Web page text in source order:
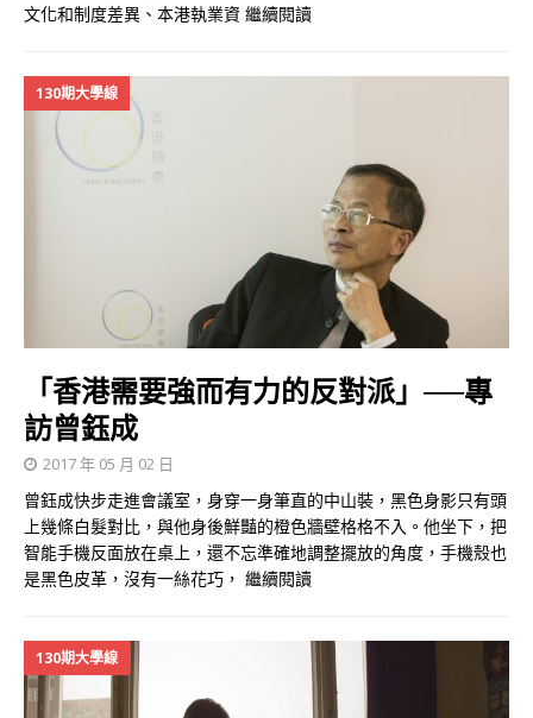
文化和制度差異、本港執業資 繼續閱讀
130期大學線
「香港需要強而有力的反對派」──專
訪曾鈺成
2017 年 05 月 02 日
曾鈺成快步走進會議室，身穿一身筆直的中山裝，黑色身影只有頭
上幾條白髮對比，與他身後鮮豔的橙色牆壁格格不入。他坐下，把
智能手機反面放在桌上，還不忘準確地調整擺放的角度，手機殼也
是黑色皮革，沒有一絲花巧， 繼續閱讀
130期大學線